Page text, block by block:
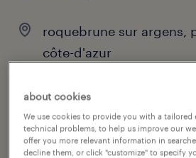
roquebrune sur argens,
côte-d'azur
permanent
about cookies
We use cookies to provide you with a tailored
technical problems, to help us improve our
offer you more relevant information in
decline them, or click "customize" to specify